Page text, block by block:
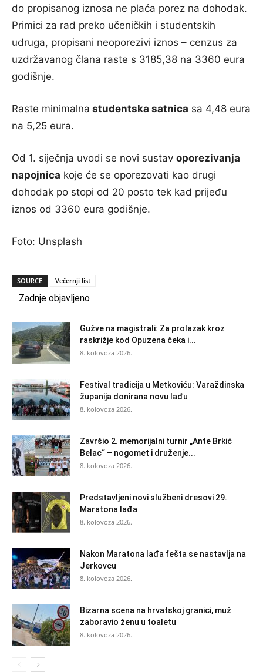
do propisanog iznosa ne plaća porez na dohodak.
Primici za rad preko učeničkih i studentskih
udruga, propisani neoporezivi iznos – cenzus za
uzdržavanog člana raste s 3185,38 na 3360 eura
godišnje.
Raste minimalna studentska satnica sa 4,48 eura
na 5,25 eura.
Od 1. siječnja uvodi se novi sustav oporezivanja
napojnica koje će se oporezovati kao drugi
dohodak po stopi od 20 posto tek kad prijeđu
iznos od 3360 eura godišnje.
Foto: Unsplash
SOURCE Večernji list
Zadnje objavljeno
Gužve na magistrali: Za prolazak kroz
raskrižje kod Opuzena čeka i...
8. kolovoza 2026.
Festival tradicija u Metkoviću: Varaždinska
županija donirana novu lađu
8. kolovoza 2026.
Završio 2. memorijalni turnir „Ante Brkić
Belac“ – nogomet i druženje...
8. kolovoza 2026.
Predstavljeni novi službeni dresovi 29.
Maratona lađa
8. kolovoza 2026.
Nakon Maratona lađa fešta se nastavlja na
Jerkovcu
8. kolovoza 2026.
Bizarna scena na hrvatskoj granici, muž
zaboravio ženu u toaletu
8. kolovoza 2026.